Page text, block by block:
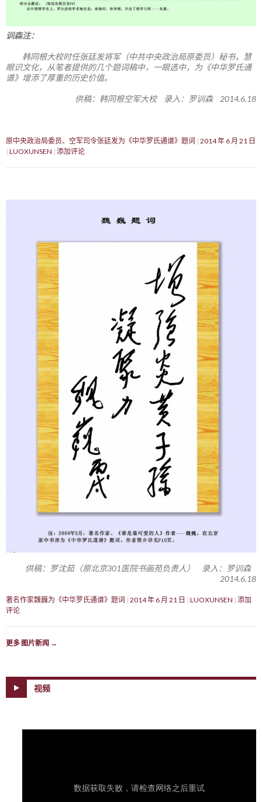
训森注：
韩同根大校时任张廷发将军（中共中央政治局原委员）秘书，慧
眼识文化，从笔者提供的几个题词稿中，一眼选中，为《中华罗氏通
谱》增添了厚重的历史价值。
供稿：韩同根空军大校 录入：罗训森 2014.6.18
原中央政治局委员、空军司令张廷发为《中华罗氏通谱》题词 2014 年 6 月 21 日
LUOXUNSEN 添加评论
供稿：罗沈茹（原北京301医院书画苑负责人） 录入：罗训森
2014.6.18
著名作家魏巍为《中华罗氏通谱》题词 2014 年 6 月 21 日 LUOXUNSEN 添加
评论
更多 图片新闻 →
视频